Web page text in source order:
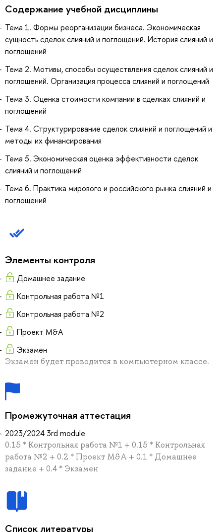
Содержание учебной дисциплины
Тема 1. Формы реорганизации бизнеса. Экономическая
сущность сделок слияний и поглощений. История слияний и
поглощений
Тема 2. Мотивы, способы осуществления сделок слияний и
поглощений. Организация процесса слияний и поглощений
Тема 3. Оценка стоимости компании в сделках слияний и
поглощений
Тема 4. Структурирование сделок слияний и поглощений и
методы их финансирования
Тема 5. Экономическая оценка эффективности сделок
слияний и поглощений
Тема 6. Практика мирового и российского рынка слияний и
поглощений
Элементы контроля
Домашнее задание
Контрольная работа №1
Контрольная работа №2
Проект M&A
Экзамен
Экзамен будет проводится в компьютерном классе.
Промежуточная аттестация
2023/2024 3rd module
0.15 * Контрольная работа №1 + 0.15 * Контрольная
работа №2 + 0.2 * Проект M&A + 0.1 * Домашнее
задание + 0.4 * Экзамен
Список литературы